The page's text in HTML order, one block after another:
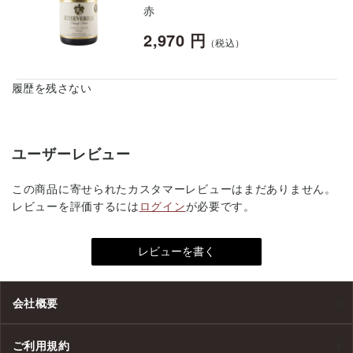
赤
2,970 円 （税込）
履歴を残さない
ユーザーレビュー
この商品に寄せられたカスタマーレビューはまだありません。
レビューを評価するには ログインが必要です。
会社概要
ご利用規約